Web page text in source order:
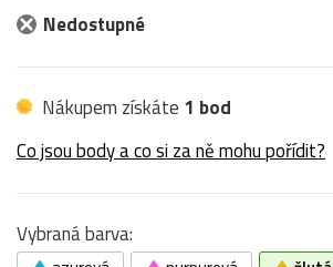
Nedostupné
Nákupem získáte 1 bod
Co jsou body a co si za ně mohu pořídit?
Vybraná barva: